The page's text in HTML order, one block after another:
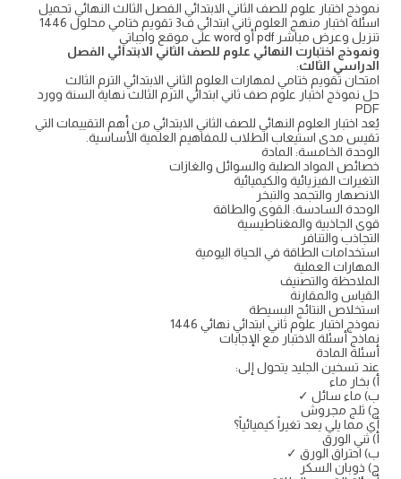
نموذج اختبار علوم للصف الثاني الابتدائي الفصل الثالث النهائي تحميل
اسئلة اختبار منهج العلوم ثاني ابتدائي ف3 تقويم ختامي محلول 1446
تنزيل وعرض مباشر pdf أو word على موقع واجباتي
ونموذج اختبارت النهائي علوم للصف الثاني الابتدائي الفصل
الدراسي الثالث:
امتحان تقويم ختامي لمهارات العلوم الثاني الابتدائي الترم الثالث
حل نموذج اختبار علوم صف ثاني ابتدائي الترم الثالث نهاية السنة وورد
PDF
يُعد اختبار العلوم النهائي للصف الثاني الابتدائي من أهم التقييمات التي
تقيس مدى استيعاب الطلاب للمفاهيم العلمية الأساسية.
الوحدة الخامسة: المادة
خصائص المواد الصلبة والسوائل والغازات
التغيرات الفيزيائية والكيميائية
الانصهار والتجمد والتبخر
الوحدة السادسة: القوى والطاقة
قوى الجاذبية والمغناطيسية
التجاذب والتنافر
استخدامات الطاقة في الحياة اليومية
المهارات العملية
الملاحظة والتصنيف
القياس والمقارنة
استخلاص النتائج البسيطة
نموذج اختبار علوم ثاني ابتدائي نهائي 1446
نماذج أسئلة الاختبار مع الإجابات
أسئلة المادة
عند تسخين الجليد يتحول إلى:
أ) بخار ماء
ب) ماء سائل ✓
ج) ثلج مجروش
أي مما يلي يعد تغيراً كيميائياً؟
أ) ثني الورق
ب) احتراق الورق ✓
ج) ذوبان السكر